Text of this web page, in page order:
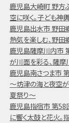
鹿児島大崎町 野方
空に咲く。子ども神
鹿児島出水市 野田
熱気を楽しむ、野
鹿児島薩摩川内市
が川面を彩る、薩
鹿児島南さつま市
～坊津の海と夜空が
夏祭り～
鹿児島指宿市 第58
に響く太鼓と花火